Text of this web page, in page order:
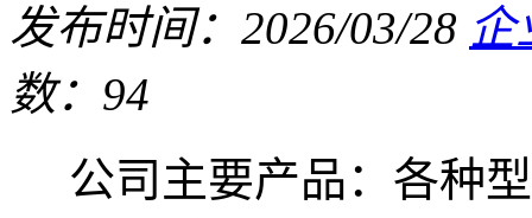
发布时间：2026/03/28 企
数：94
公司主要产品：各种